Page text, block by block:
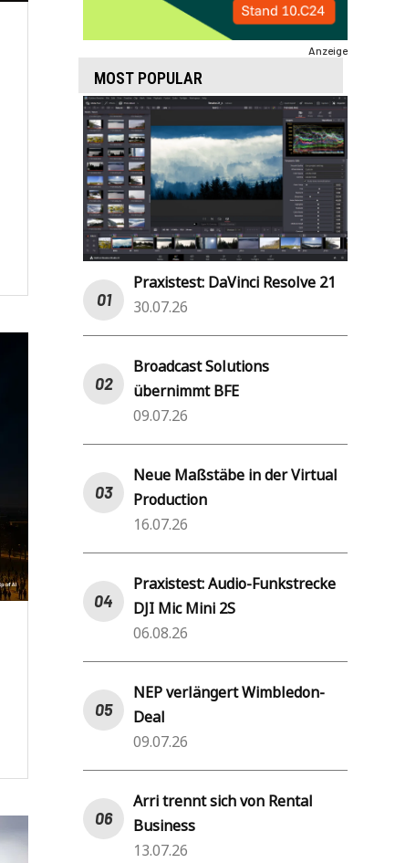
Anzeige
MOST POPULAR
Praxistest: DaVinci Resolve 21
30.07.26
Broadcast Solutions
übernimmt BFE
09.07.26
Neue Maßstäbe in der Virtual
Production
16.07.26
Praxistest: Audio-Funkstrecke
DJI Mic Mini 2S
06.08.26
NEP verlängert Wimbledon-
Deal
09.07.26
Arri trennt sich von Rental
Business
13.07.26